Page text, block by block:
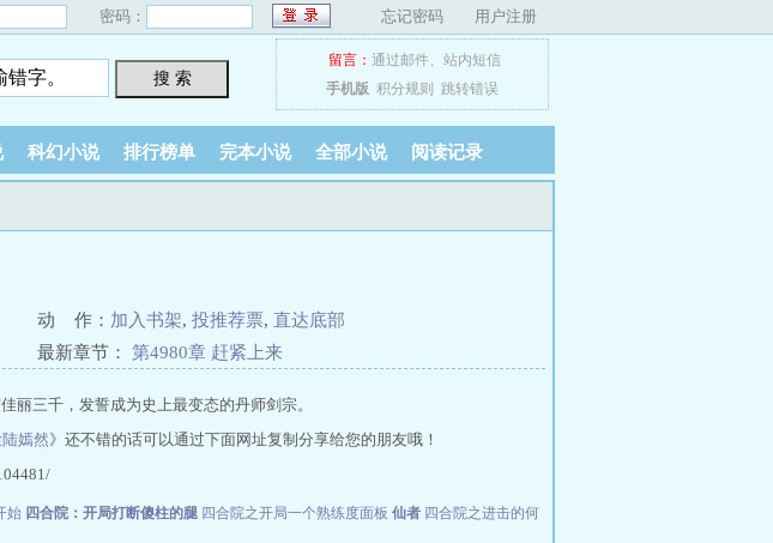
密码： 忘记密码 用户注册
搜 索
留言： 通过邮件、 站内短信
手机版 积分规则 跳转错误
科幻小说 排行榜单 完本小说 全部小说 阅读记录
动 作： 加入书架, 投推荐票, 直达底部
最新章节： 第4980章 赶紧上来
三千，发誓成为史上最变态的丹师剑宗。
嫣然》还不错的话可以通过下面网址复制分享给您的朋友哦！
始 四合院：开局打断傻柱的腿 四合院之开局一个熟练度面板 仙者 四合院之进击的何